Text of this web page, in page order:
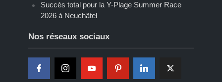
Succès total pour la Y-Plage Summer Race
2026 à Neuchâtel
Nos réseaux sociaux